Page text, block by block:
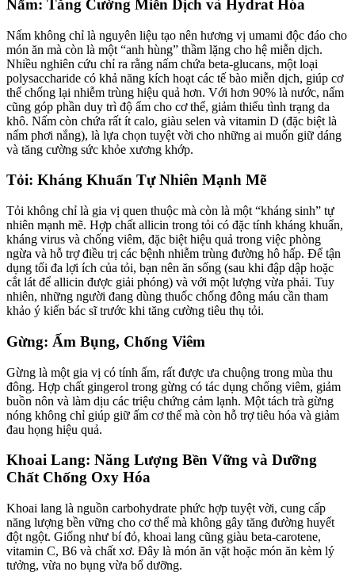
Nấm: Tăng Cường Miễn Dịch và Hydrat Hóa
Nấm không chỉ là nguyên liệu tạo nên hương vị umami độc đáo cho
món ăn mà còn là một “anh hùng” thầm lặng cho hệ miễn dịch.
Nhiều nghiên cứu chỉ ra rằng nấm chứa beta-glucans, một loại
polysaccharide có khả năng kích hoạt các tế bào miễn dịch, giúp cơ
thể chống lại nhiễm trùng hiệu quả hơn. Với hơn 90% là nước, nấm
cũng góp phần duy trì độ ẩm cho cơ thể, giảm thiểu tình trạng da
khô. Nấm còn chứa rất ít calo, giàu selen và vitamin D (đặc biệt là
nấm phơi nắng), là lựa chọn tuyệt vời cho những ai muốn giữ dáng
và tăng cường sức khỏe xương khớp.
Tỏi: Kháng Khuẩn Tự Nhiên Mạnh Mẽ
Tỏi không chỉ là gia vị quen thuộc mà còn là một “kháng sinh” tự
nhiên mạnh mẽ. Hợp chất allicin trong tỏi có đặc tính kháng khuẩn,
kháng virus và chống viêm, đặc biệt hiệu quả trong việc phòng
ngừa và hỗ trợ điều trị các bệnh nhiễm trùng đường hô hấp. Để tận
dụng tối đa lợi ích của tỏi, bạn nên ăn sống (sau khi đập dập hoặc
cắt lát để allicin được giải phóng) và với một lượng vừa phải. Tuy
nhiên, những người đang dùng thuốc chống đông máu cần tham
khảo ý kiến bác sĩ trước khi tăng cường tiêu thụ tỏi.
Gừng: Ấm Bụng, Chống Viêm
Gừng là một gia vị có tính ấm, rất được ưa chuộng trong mùa thu
đông. Hợp chất gingerol trong gừng có tác dụng chống viêm, giảm
buồn nôn và làm dịu các triệu chứng cảm lạnh. Một tách trà gừng
nóng không chỉ giúp giữ ấm cơ thể mà còn hỗ trợ tiêu hóa và giảm
đau họng hiệu quả.
Khoai Lang: Năng Lượng Bền Vững và Dưỡng
Chất Chống Oxy Hóa
Khoai lang là nguồn carbohydrate phức hợp tuyệt vời, cung cấp
năng lượng bền vững cho cơ thể mà không gây tăng đường huyết
đột ngột. Giống như bí đỏ, khoai lang cũng giàu beta-carotene,
vitamin C, B6 và chất xơ. Đây là món ăn vặt hoặc món ăn kèm lý
tưởng, vừa no bụng vừa bổ dưỡng.